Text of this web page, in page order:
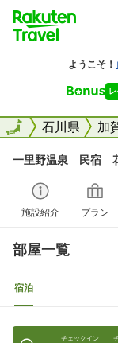
全国石川県 加
全国
一里野温泉 民宿
施設紹介 プラン
部屋一覧
宿泊
チェックイン